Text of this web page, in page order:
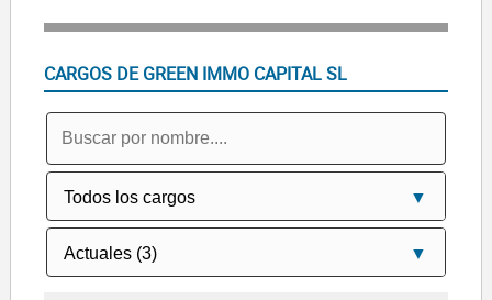
CARGOS DE GREEN IMMO CAPITAL SL